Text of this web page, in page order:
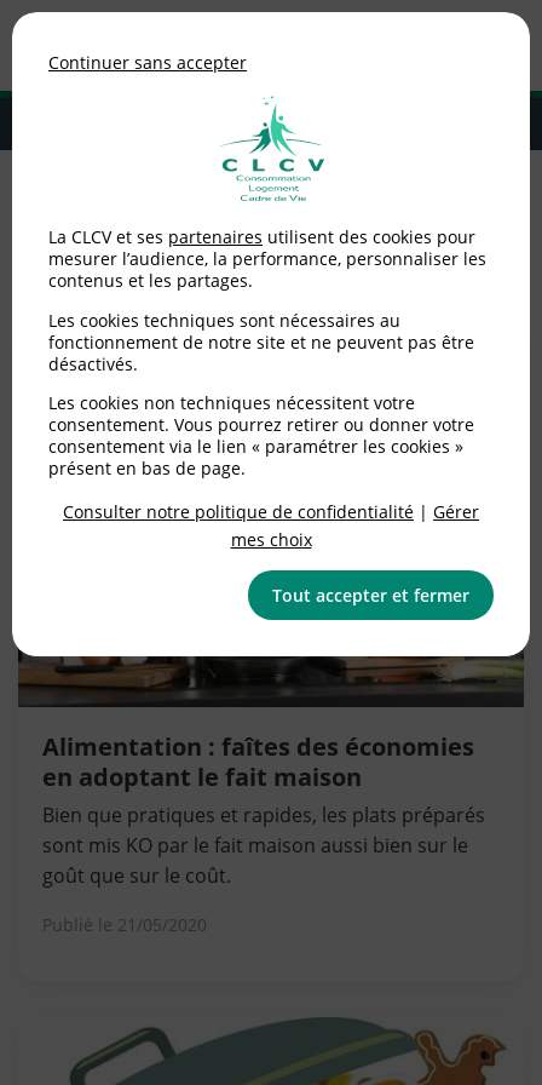
MENU
Adhérer à la CLCV
Alimentation durable
Alimentation : faîtes des économies
en adoptant le fait maison
Bien que pratiques et rapides, les plats préparés
sont mis KO par le fait maison aussi bien sur le
goût que sur le coût.
Publié le 21/05/2020
Continuer sans accepter
La CLCV et ses partenaires utilisent des cookies pour
mesurer l’audience, la performance, personnaliser les
contenus et les partages.
Les cookies techniques sont nécessaires au
fonctionnement de notre site et ne peuvent pas être
désactivés.
Les cookies non techniques nécessitent votre
consentement. Vous pourrez retirer ou donner votre
consentement via le lien « paramétrer les cookies »
présent en bas de page.
Consulter notre politique de confidentialité | Gérer
mes choix
Tout accepter et fermer